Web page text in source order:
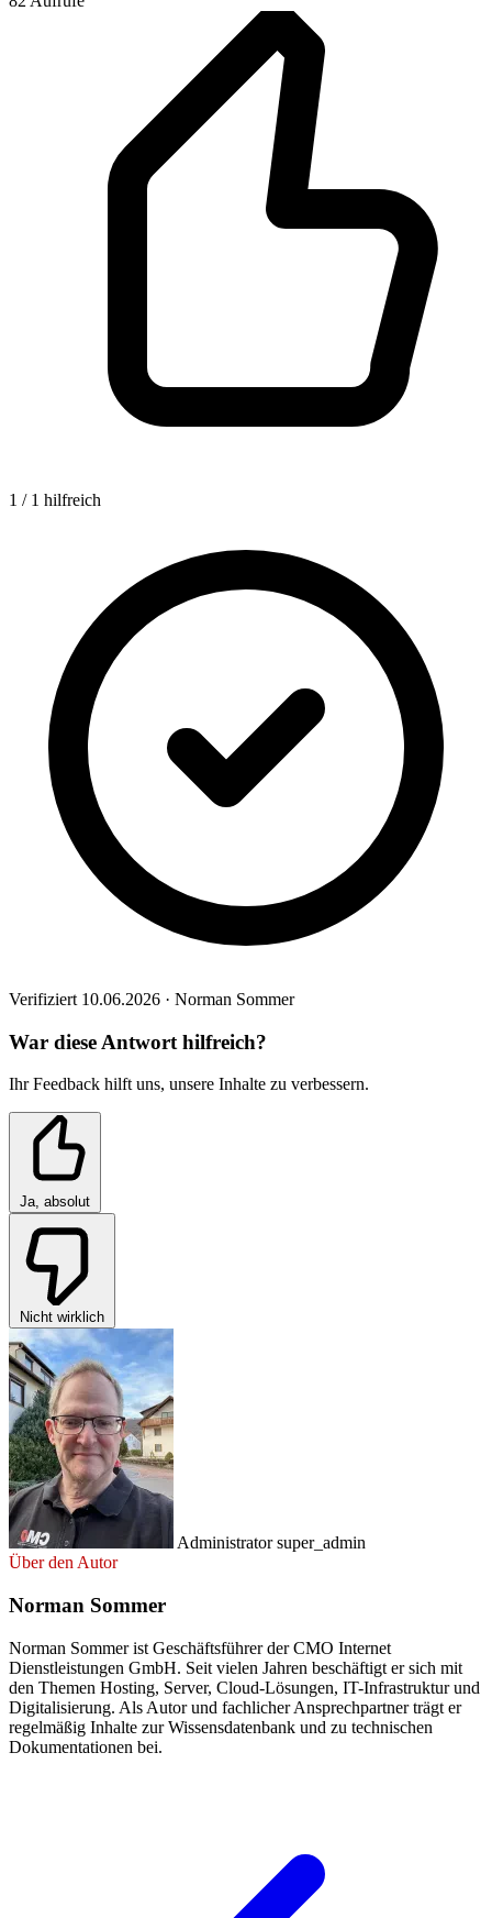
1 / 1 hilfreich
Verifiziert 10.06.2026 · Norman Sommer
War diese Antwort hilfreich?
Ihr Feedback hilft uns, unsere Inhalte zu verbessern.
Ja, absolut
Nicht wirklich
Administratorsuper_admin
Über den Autor
Norman Sommer
Norman Sommer ist Geschäftsführer der CMO Internet
Dienstleistungen GmbH. Seit vielen Jahren beschäftigt er sich mit
den Themen Hosting, Server, Cloud-Lösungen, IT-Infrastruktur und
Digitalisierung. Als Autor und fachlicher Ansprechpartner trägt er
regelmäßig Inhalte zur Wissensdatenbank und zu technischen
Dokumentationen bei.